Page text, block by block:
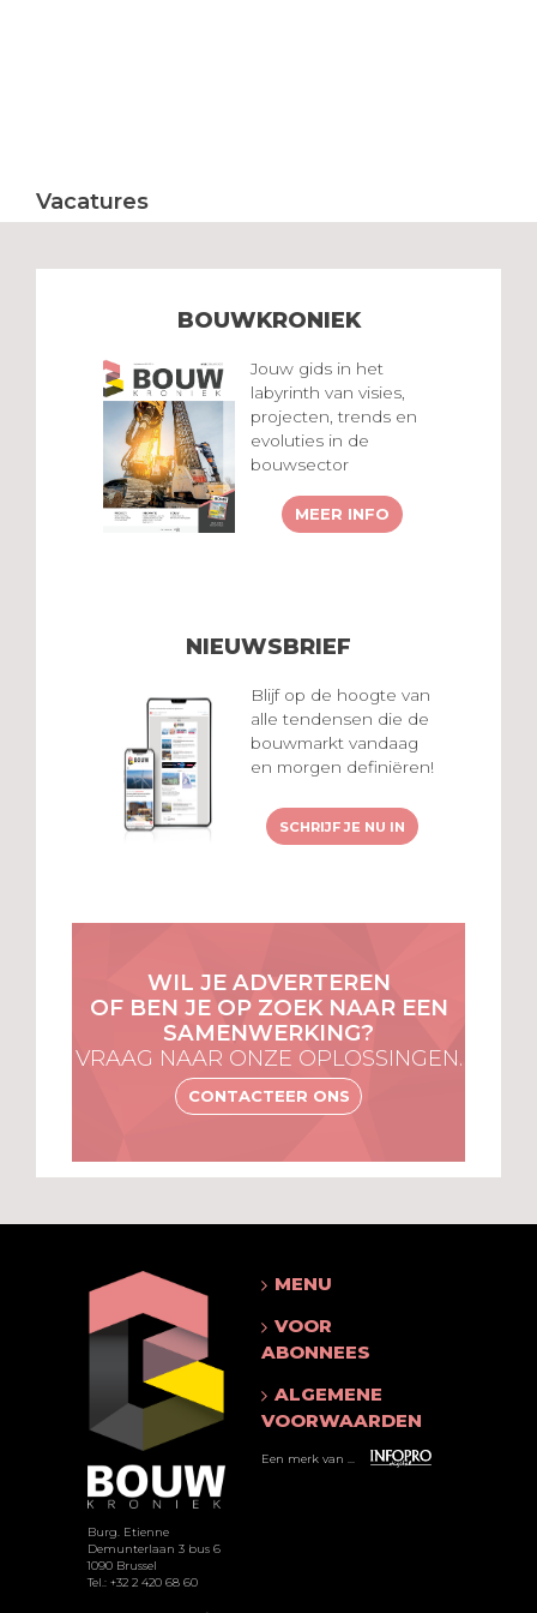
Vacatures
BOUWKRONIEK
Jouw gids in het
labyrinth van visies,
projecten, trends en
evoluties in de
bouwsector
MEER INFO
NIEUWSBRIEF
Blijf op de hoogte van
alle tendensen die de
bouwmarkt vandaag
en morgen definiëren!
SCHRIJF JE NU IN
WIL JE ADVERTEREN
OF BEN JE OP ZOEK NAAR EEN
SAMENWERKING?
VRAAG NAAR ONZE OPLOSSINGEN.
CONTACTEER ONS
Burg. Etienne
Demunterlaan 3 bus 6
1090 Brussel
Tel.: +32 2 420 68 60
MENU
VOOR
ABONNEES
ALGEMENE
VOORWAARDEN
Een merk van ...